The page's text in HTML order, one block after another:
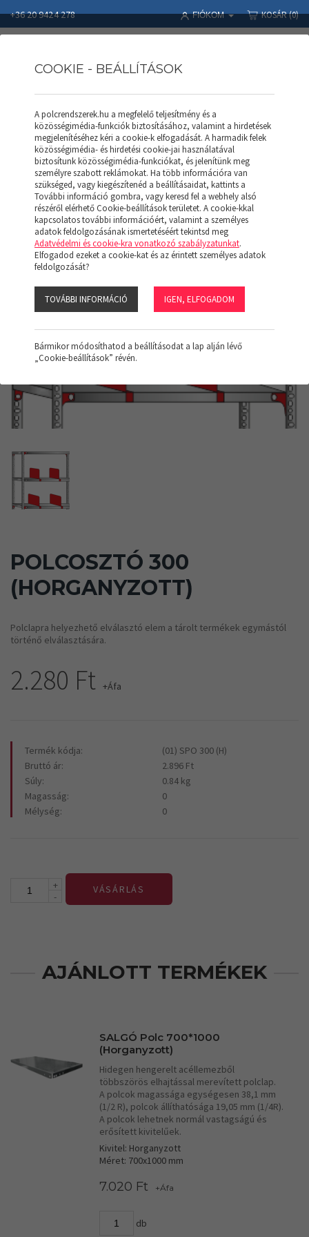
+36 20 9424 278 FIÓKOM KOSÁR(0)
Polcrendszerek Termékek
SALGÓ POLC
Polcosztó 300 (Horganyzott)
POLCOSZTÓ 300
(HORGANYZOTT)
Polclapra helyezhető elválasztó elem a tárolt termékek egymástól
történő elválasztására.
2.280 Ft +Áfa
Termék kódja:
(01) SPO 300 (H)
Bruttó ár:
2.896 Ft
Súly:
0.84 kg
Magasság:
0
Mélység:
0
+
-
VÁSÁRLÁS
AJÁNLOTT TERMÉKEK
SALGÓ Polc 700*1000
(Horganyzott)
Hidegen hengerelt acéllemezből
többszörös elhajtással merevített polclap.
A polcok magassága egységesen 38,1 mm
(1/2 R), polcok állíthatósága 19,05 mm (1/4R).
A polcok lehetnek normál vastagságú és
erősített kivitelűek.
Kivitel: Horganyzott
Méret: 700x1000 mm
7.020 Ft +Áfa
db
COOKIE - BEÁLLÍTÁSOK
A polcrendszerek.hu a megfelelő teljesítmény és a
közösségimédia-funkciók biztosításához, valamint a hirdetések
megjelenítéséhez kéri a cookie-k elfogadását. A harmadik felek
közösségimédia- és hirdetési cookie-jai használatával
biztosítunk közösségimédia-funkciókat, és jelenítünk meg
személyre szabott reklámokat. Ha több információra van
szükséged, vagy kiegészítenéd a beállításaidat, kattints a
További információ gombra, vagy keresd fel a webhely alsó
részéről elérhető Cookie-beállítások területet. A cookie-kkal
kapcsolatos további információért, valamint a személyes
adatok feldolgozásának ismertetéséért tekintsd meg
Adatvédelmi és cookie-kra vonatkozó szabályzatunkat.
Elfogadod ezeket a cookie-kat és az érintett személyes adatok
feldolgozását?
TOVÁBBI INFORMÁCIÓ IGEN, ELFOGADOM
Bármikor módosíthatod a beállításodat a lap alján lévő
„Cookie-beállítások” révén.